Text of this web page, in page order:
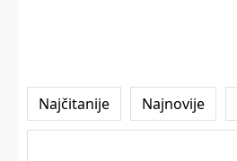
Najčitanije Najnovije